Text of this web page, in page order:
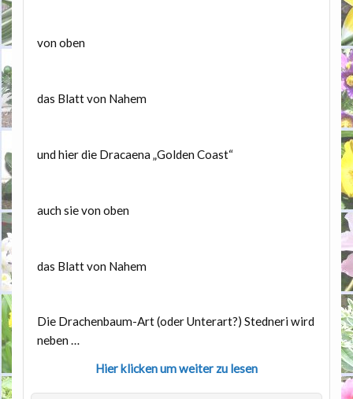
von oben
das Blatt von Nahem
und hier die Dracaena „Golden Coast“
auch sie von oben
das Blatt von Nahem
Die Drachenbaum-Art (oder Unterart?) Stedneri wird
neben …
Hier klicken um weiter zu lesen